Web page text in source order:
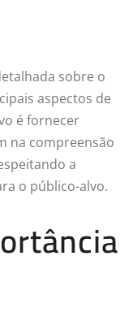
sobre o
aspectos de
é fornecer
na compreensão
a
o público-alvo.